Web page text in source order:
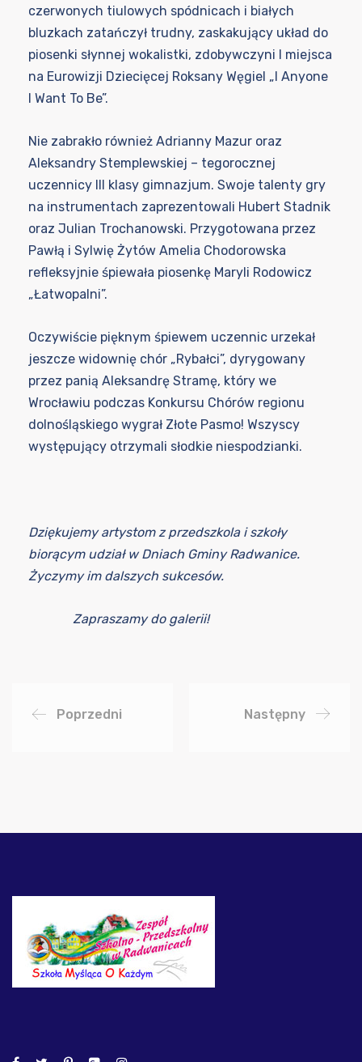
czerwonych tiulowych spódnicach i białych
bluzkach zatańczył trudny, zaskakujący układ do
piosenki słynnej wokalistki, zdobywczyni I miejsca
na Eurowizji Dziecięcej Roksany Węgiel „I Anyone
I Want To Be”.
Nie zabrakło również Adrianny Mazur oraz
Aleksandry Stemplewskiej – tegorocznej
uczennicy III klasy gimnazjum. Swoje talenty gry
na instrumentach zaprezentowali Hubert Stadnik
oraz Julian Trochanowski. Przygotowana przez
Pawłą i Sylwię Żytów Amelia Chodorowska
refleksyjnie śpiewała piosenkę Maryli Rodowicz
„Łatwopalni”.
Oczywiście pięknym śpiewem uczennic urzekał
jeszcze widownię chór „Rybałci”, dyrygowany
przez panią Aleksandrę Stramę, który we
Wrocławiu podczas Konkursu Chórów regionu
dolnośląskiego wygrał Złote Pasmo! Wszyscy
występujący otrzymali słodkie niespodzianki.
Dziękujemy artystom z przedszkola i szkoły
biorącym udział w Dniach Gminy Radwanice.
Życzymy im dalszych sukcesów.
Zapraszamy do galerii!
Poprzedni Następny